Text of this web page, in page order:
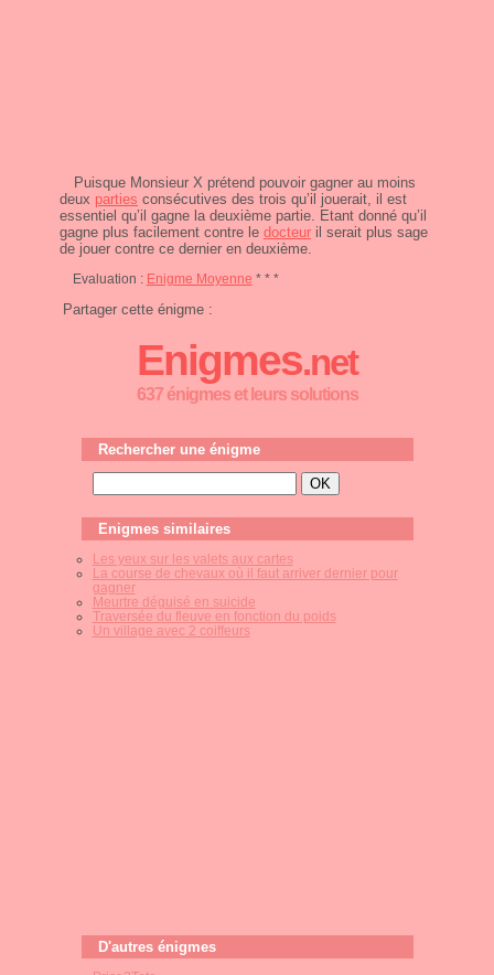
Puisque Monsieur X prétend pouvoir gagner au moins
deux parties consécutives des trois qu’il jouerait, il est
essentiel qu’il gagne la deuxième partie. Etant donné qu’il
gagne plus facilement contre le docteur il serait plus sage
de jouer contre ce dernier en deuxième.
Evaluation : Enigme Moyenne * * *
Partager cette énigme :
Enigmes.net
637 énigmes et leurs solutions
Rechercher une énigme
Enigmes similaires
Les yeux sur les valets aux cartes
La course de chevaux où il faut arriver dernier pour
gagner
Meurtre déguisé en suicide
Traversée du fleuve en fonction du poids
Un village avec 2 coiffeurs
D'autres énigmes